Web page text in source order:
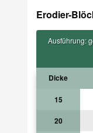
Erodier-
Ausführung:
Dicke
15
20